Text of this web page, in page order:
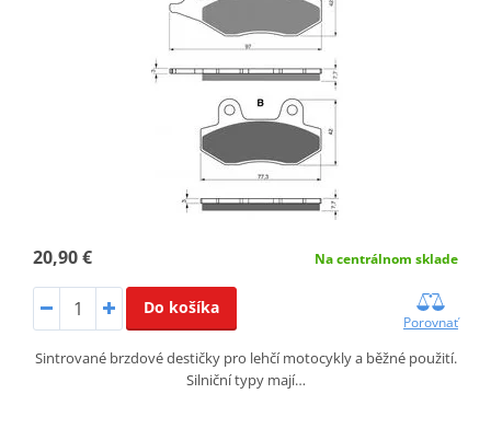
20,90 € Na centrálnom sklade
Do košíka
Porovnať
Sintrované brzdové destičky pro lehčí motocykly a běžné použití.
Silniční typy mají…